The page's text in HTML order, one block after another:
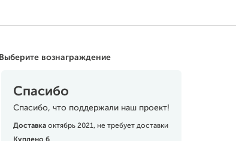
Выберите вознаграждение
Спасибо
Спасибо, что поддержали наш проект!
Доставка октябрь 2021, не требует доставки